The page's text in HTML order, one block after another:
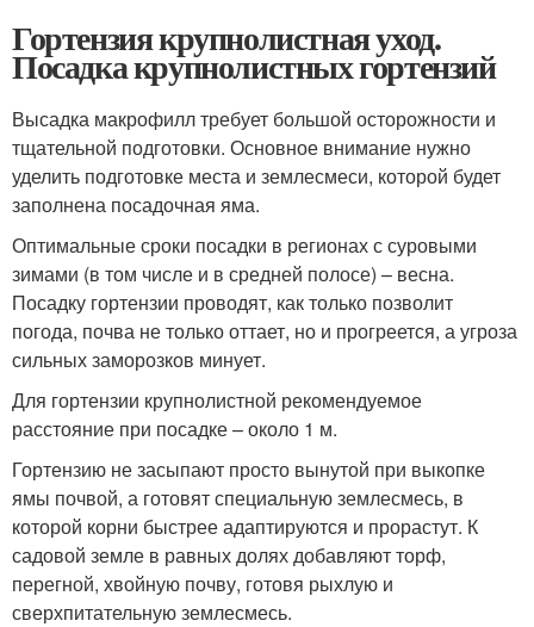
Гортензия крупнолистная уход.
Посадка крупнолистных гортензий
Высадка макрофилл требует большой осторожности и
тщательной подготовки. Основное внимание нужно
уделить подготовке места и землесмеси, которой будет
заполнена посадочная яма.
Оптимальные сроки посадки в регионах с суровыми
зимами (в том числе и в средней полосе) – весна.
Посадку гортензии проводят, как только позволит
погода, почва не только оттает, но и прогреется, а угроза
сильных заморозков минует.
Для гортензии крупнолистной рекомендуемое
расстояние при посадке – около 1 м.
Гортензию не засыпают просто вынутой при выкопке
ямы почвой, а готовят специальную землесмесь, в
которой корни быстрее адаптируются и прорастут. К
садовой земле в равных долях добавляют торф,
перегной, хвойную почву, готовя рыхлую и
сверхпитательную землесмесь.